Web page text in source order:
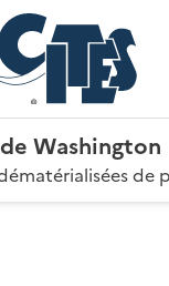
Washington
de